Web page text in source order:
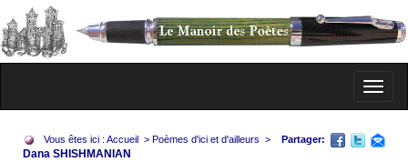
Partager:
Vous êtes ici : Accueil > Poèmes d'ici et d'ailleurs >
Dana SHISHMANIAN